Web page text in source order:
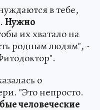
в тебе,
Нужно
их хватало на
родным людям", -
о
"Это непросто.
человеческие